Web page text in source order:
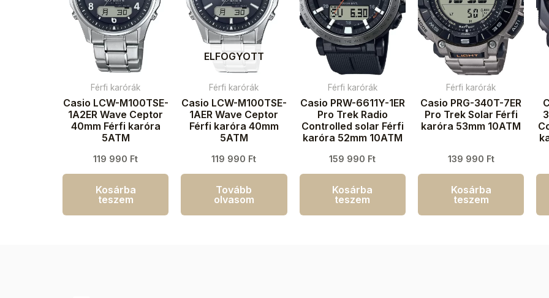
Férfi karórák
Casio LCW-M100TSE-
1A2ER Wave Ceptor
40mm Férfi karóra
5ATM
119 990 Ft
Kosárba
teszem
ELFOGYOTT
Férfi karórák
Casio LCW-M100TSE-
1AER Wave Ceptor
Férfi karóra 40mm
5ATM
119 990 Ft
Tovább
olvasom
Férfi karórák
Casio PRW-6611Y-1ER
Pro Trek Radio
Controlled solar Férfi
karóra 52mm 10ATM
159 990 Ft
Kosárba
teszem
Férfi karórák
Casio PRG-340T-7ER
Pro Trek Solar Férfi
karóra 53mm 10ATM
139 990 Ft
Kosárba
teszem